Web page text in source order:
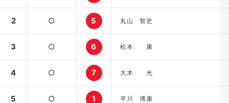
2 ○ 5 丸山 智史
3 ○ 6 松本 康
4 ○ 7 大木 光
5 ○ 1 平川 博康